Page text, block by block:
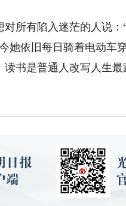
有陷入迷茫的人说：
她依旧每日骑着电动车
读书是普通人改写人生